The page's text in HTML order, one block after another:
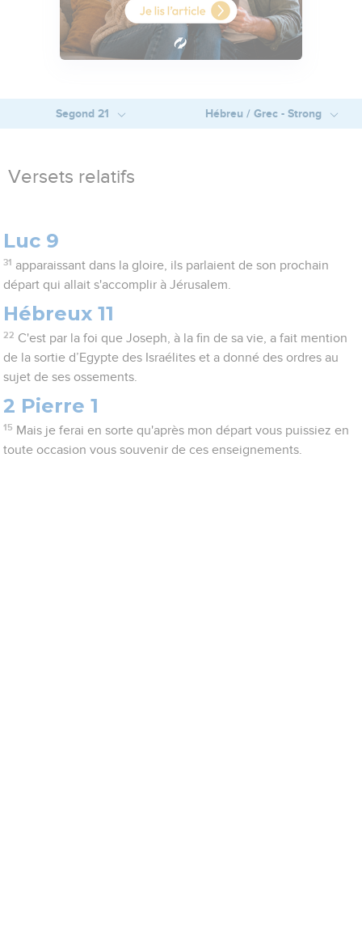
Segond 21 Hébreu / Grec - Strong
Versets relatifs
Luc 9
31 apparaissant dans la gloire, ils parlaient de son prochain
départ qui allait s'accomplir à Jérusalem.
Hébreux 11
22 C'est par la foi que Joseph, à la fin de sa vie, a fait mention
de la sortie d’Egypte des Israélites et a donné des ordres au
sujet de ses ossements.
2 Pierre 1
15 Mais je ferai en sorte qu'après mon départ vous puissiez en
toute occasion vous souvenir de ces enseignements.